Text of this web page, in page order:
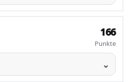
166
Punkte